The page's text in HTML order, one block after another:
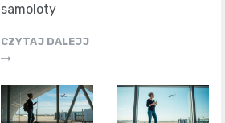
samoloty
CZYTAJ DALEJJ